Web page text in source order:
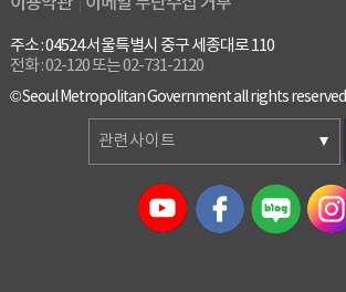
주소 : 04524 서울특별시 중구 세종대로 110
전화 : 02-120 또는 02-731-2120
© Seoul Metropolitan Government all rights reserved
관련사이트